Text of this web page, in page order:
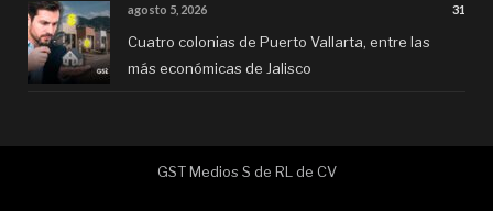
agosto 5, 2026 31
Cuatro colonias de Puerto Vallarta, entre las
más económicas de Jalisco
GST Medios S de RL de CV